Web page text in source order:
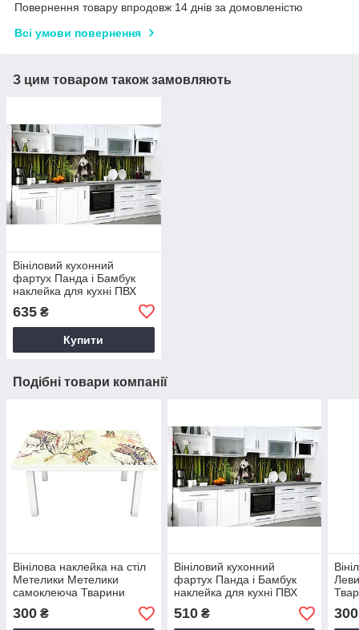
Повернення товару впродовж 14 днів за домовленістю
Всі умови повернення
З цим товаром також замовляють
Вініловий кухонний
фартух Панда і Бамбук
наклейка для кухні ПВХ
Тварини Зелений Happy
Pocket Z181823
635 ₴
Купити
Подібні товари компанії
Вінілова наклейка на стіл
Метелики Метелики
самоклеюча Тварини
Бежевий 60х120 см Happy
Pocket Z181754
300 ₴
Вініловий кухонний
фартух Панда і Бамбук
наклейка для кухні ПВХ
Тварини Зелений Happy
Pocket Z181823
510₴ 300